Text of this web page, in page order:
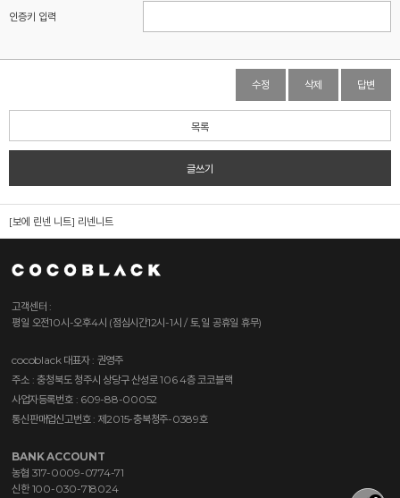
인증키 입력
수정 삭제 답변
목록
글쓰기
[보에 린넨 니트] 리넨니트
고객센터 :
평일 오전10시-오후4시 (점심시간12시-1시 / 토,일 공휴일 휴무)
cocoblack대표자 : 권영주
주소 : 충청북도 청주시 상당구 산성로 106 4층 코코블랙
사업자등록번호 : 609-88-00052
통신판매업신고번호 : 제2015-충북청주-0389호
BANK ACCOUNT
농협 317-0009-0774-71
신한 100-030-718024